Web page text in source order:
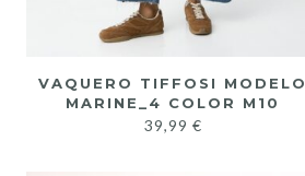
VAQUERO TIFFOSI MODELO
MARINE_4 COLOR M10
39,99 €